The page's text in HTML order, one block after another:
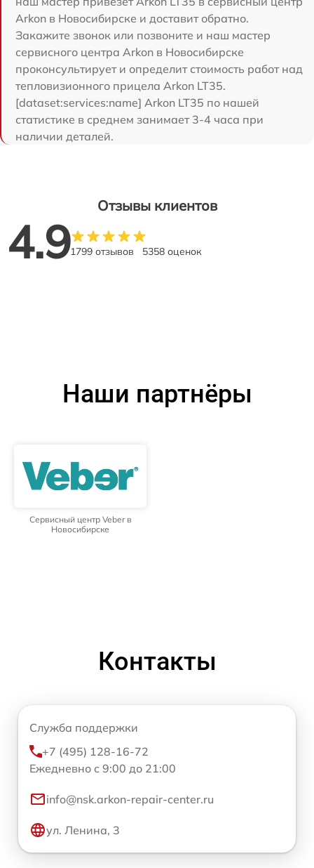
Arkon в Новосибирске и доставит обратно.
Закажите звонок или позвоните и наш мастер
сервисного центра Arkon в Новосибирске
проконсультирует и определит стоимость работ над
тепловизионного прицела Arkon LT35.
[dataset:services:name] Arkon LT35 по нашей
статистике в среднем занимает 3-4 часа при
наличии деталей.
Отзывы клиентов
4.91799 отзывов 5358 оценок
Наши партнёры
Сервисный центр Veber в
Новосибирске
Контакты
Служба поддержки
+7 (495) 128-16-72
Ежедневно с 9:00 до 21:00
info@nsk.arkon-repair-center.ru
ул. Ленина, 3